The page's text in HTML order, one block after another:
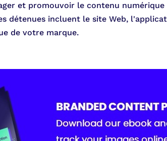
et promouvoir le contenu
détenues incluent le site Web,
de votre marque.